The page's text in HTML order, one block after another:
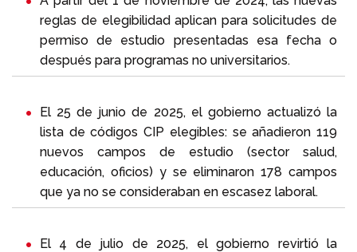
reglas de elegibilidad aplican para solicitudes de
permiso de estudio presentadas esa fecha o
después para programas no universitarios.
El 25 de junio de 2025, el gobierno actualizó la
lista de códigos CIP elegibles: se añadieron 119
nuevos campos de estudio (sector salud,
educación, oficios) y se eliminaron 178 campos
que ya no se consideraban en escasez laboral.
El 4 de julio de 2025, el gobierno revirtió la